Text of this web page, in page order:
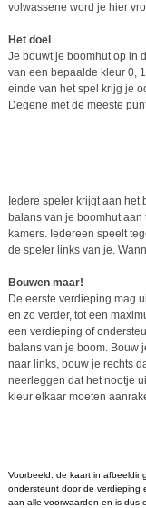
volwassene word je hier
Het doel
Je bouwt je boomhut op in
van een bepaalde kleur 0,
einde van het spel krijg je
Degene met de meeste
Iedere speler krijgt aan
balans van je boomhut
kamers. Iedereen speelt
de speler links van je.
Bouwen maar!
De eerste verdieping mag
en zo verder, tot een
een verdieping of
balans van je boom. Bouw
naar links, bouw je rechts
neerleggen dat het nootje
kleur elkaar moeten
Voorbeeld: de kaart in
ondersteunt door de verdieping
aan alle voorwaarden en is dus